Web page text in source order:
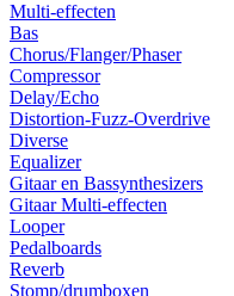
Multi-effecten
Bas
Chorus/Flanger/Phaser
Compressor
Delay/Echo
Distortion-Fuzz-Overdrive
Diverse
Equalizer
Gitaar en Bassynthesizers
Gitaar Multi-effecten
Looper
Pedalboards
Reverb
Stomp/drumboxen